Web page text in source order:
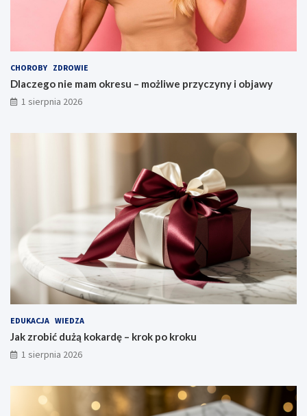
CHOROBY ZDROWIE
Dlaczego nie mam okresu – możliwe przyczyny i objawy
1 sierpnia 2026
EDUKACJA WIEDZA
Jak zrobić dużą kokardę – krok po kroku
1 sierpnia 2026